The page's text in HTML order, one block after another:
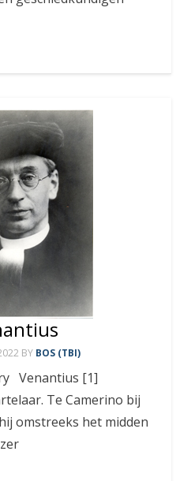
BY BOS (TBI)
Venantius [1]
Te Camerino bij
omstreeks het midden